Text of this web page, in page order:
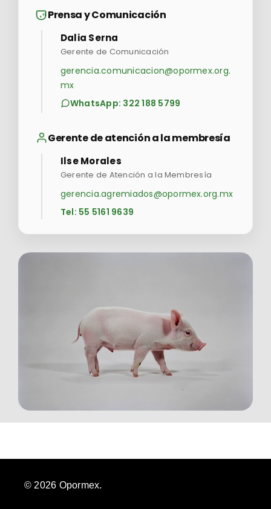
Prensa y Comunicación
Dalia Serna
Gerente de Comunicación
gerencia.comunicacion@opormex.org.
mx
WhatsApp: 322 188 5799
Gerente de atención a la membresía
Ilse Morales
Gerente de Atención a la Membresía
gerencia.agremiados@opormex.org.mx
Tel: 55 5161 9639
© 2026 Opormex.